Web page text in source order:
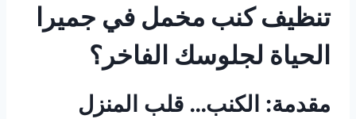
تنظيف كنب مخمل في جميرا
الحياة لجلوسك الفاخر؟
مقدمة: الكنب… قلب المنزل